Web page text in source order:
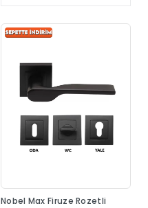
Nobel Max Firuze Rozetli